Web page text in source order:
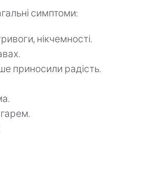
симптоми:
нікчемності.
приносили радість.